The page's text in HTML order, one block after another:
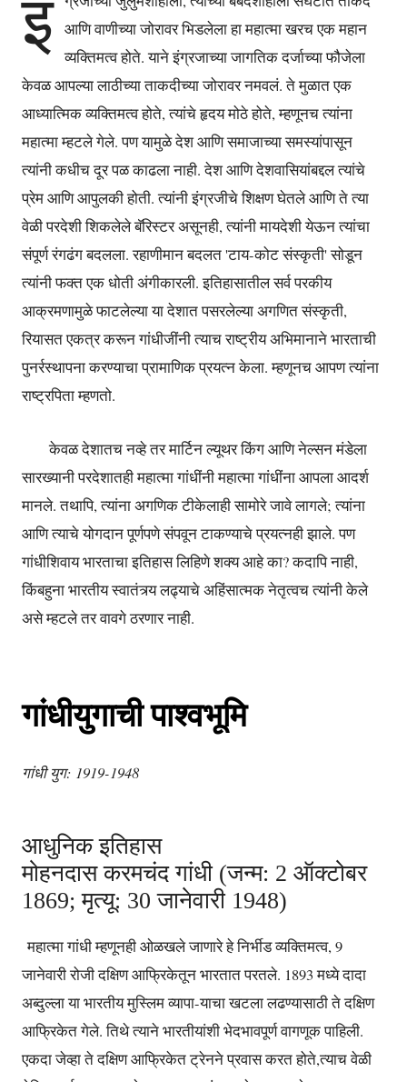
इं आणि वाणीच्या जोरावर भिडलेला हा महात्मा खरच एक महान
व्यक्तिमत्व होते. याने इंग्रजाच्या जागतिक दर्जाच्या फौजेला
केवळ आपल्या लाठीच्या ताकदीच्या जोरावर नमवलं. ते मुळात एक
आध्यात्मिक व्यक्तिमत्व होते, त्यांचे हृदय मोठे होते, म्हणूनच त्यांना
महात्मा म्हटले गेले. पण यामुळे देश आणि समाजाच्या समस्यांपासून
त्यांनी कधीच दूर पळ काढला नाही. देश आणि देशवासियांबद्दल त्यांचे
प्रेम आणि आपुलकी होती. त्यांनी इंग्रजीचे शिक्षण घेतले आणि ते त्या
वेळी परदेशी शिकलेले बॅरिस्टर असूनही, त्यांनी मायदेशी येऊन त्यांचा
संपूर्ण रंगढंग बदलला. रहाणीमान बदलत 'टाय-कोट संस्कृती' सोडून
त्यांनी फक्त एक धोती अंगीकारली. इतिहासातील सर्व परकीय
आक्रमणामुळे फाटलेल्या या देशात पसरलेल्या अगणित संस्कृती,
रियासत एकत्र करून गांधीजींनी त्याच राष्ट्रीय अभिमानाने भारताची
पुनर्रस्थापना करण्याचा प्रामाणिक प्रयत्न केला. म्हणूनच आपण त्यांना
राष्ट्रपिता म्हणतो.
केवळ देशातच नव्हे तर मार्टिन ल्यूथर किंग आणि नेल्सन मंडेला
सारख्यानी परदेशातही महात्मा गांधींनी महात्मा गांधींना आपला आदर्श
मानले. तथापि, त्यांना अगणिक टीकेलाही सामोरे जावे लागले; त्यांना
आणि त्याचे योगदान पूर्णपणे संपवून टाकण्याचे प्रयत्नही झाले. पण
गांधीशिवाय भारताचा इतिहास लिहिणे शक्य आहे का? कदापि नाही,
किंबहुना भारतीय स्वातंत्र्य लढ्याचे अहिंसात्मक नेतृत्वच त्यांनी केले
असे म्हटले तर वावगे ठरणार नाही.
गांधीयुगाची पाश्वभूमि
गांधी युग: 1919-1948
आधुनिक इतिहास
मोहनदास करमचंद गांधी (जन्म: 2 ऑक्टोबर
1869; मृत्यू: 30 जानेवारी 1948)
महात्मा गांधी म्हणूनही ओळखले जाणारे हे निर्भीड व्यक्तिमत्व, 9
जानेवारी रोजी दक्षिण आफ्रिकेतून भारतात परतले. 1893 मध्ये दादा
अब्दुल्ला या भारतीय मुस्लिम व्यापा-याचा खटला लढण्यासाठी ते दक्षिण
आफ्रिकेत गेले. तिथे त्याने भारतीयांशी भेदभावपूर्ण वागणूक पाहिली.
एकदा जेव्हा ते दक्षिण आफ्रिकेत ट्रेनने प्रवास करत होते,त्याच वेळी